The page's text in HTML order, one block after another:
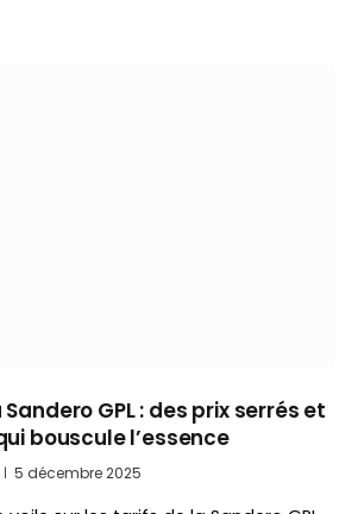
GPL : des prix serrés et
bouscule l’essence
5 décembre 2025